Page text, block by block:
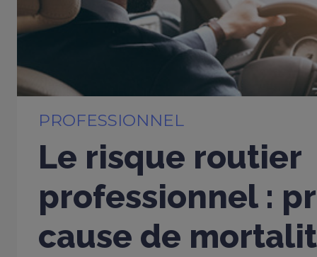
PROFESSIONNEL
Le risque routier
professionnel :
cause de